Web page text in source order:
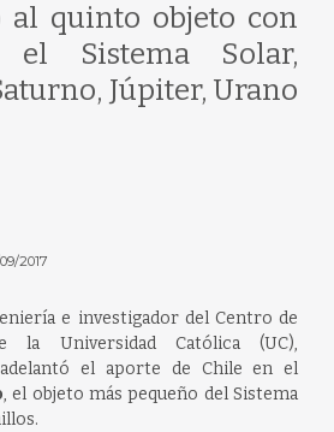
al quinto objeto con
Sistema Solar,
Júpiter, Urano
2017
e investigador del Centro de
la Universidad Católica (UC),
adelantó el aporte de Chile en el
, el objeto más pequeño del Sistema